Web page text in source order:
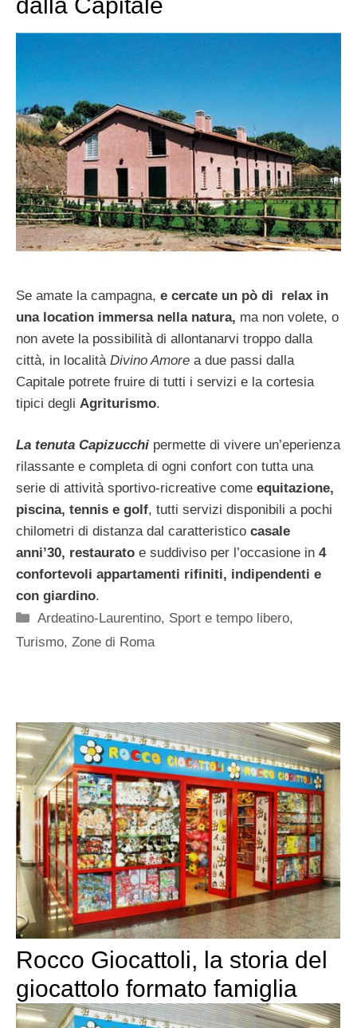
Se amate la campagna, e cercate un pò di relax in
una location immersa nella natura, ma non volete, o
non avete la possibilità di allontanarvi troppo dalla
città, in località Divino Amore a due passi dalla
Capitale potrete fruire di tutti i servizi e la cortesia
tipici degli Agriturismo.
La tenuta Capizucchi permette di vivere un’eperienza
rilassante e completa di ogni confort con tutta una
serie di attività sportivo-ricreative come equitazione,
piscina, tennis e golf, tutti servizi disponibili a pochi
chilometri di distanza dal caratteristico casale
anni’30, restaurato e suddiviso per l’occasione in 4
confortevoli appartamenti rifiniti, indipendenti e
con giardino.
Categorie
Ardeatino-Laurentino, Sport e tempo libero,
Turismo, Zone di Roma
Rocco Giocattoli, la storia del
giocattolo formato famiglia